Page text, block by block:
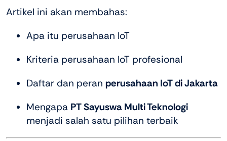
Artikel ini akan membahas:
Apa itu perusahaan IoT
Kriteria perusahaan IoT profesional
Daftar dan peran perusahaan IoT di Jakarta
Mengapa PT Sayuswa Multi Teknologi
menjadi salah satu pilihan terbaik